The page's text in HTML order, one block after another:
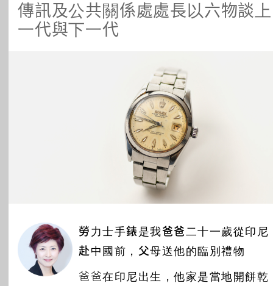
藝士匹靈 雅共賞 字裏科技
所有主題
傳訊及公共關係處處長以六物談上
一代與下一代
勞力士手錶是我爸爸二十一歲從印尼
赴中國前，父母送他的臨別禮物
爸爸在印尼出生，他家是當地開餅乾